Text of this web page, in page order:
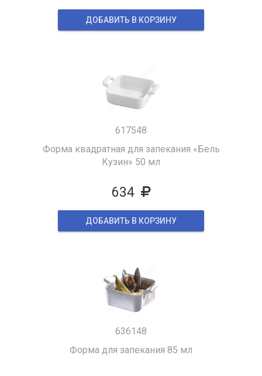
ДОБАВИТЬ В КОРЗИНУ
617548
Форма квадратная для запекания «Бель
Кузин» 50 мл
634
ДОБАВИТЬ В КОРЗИНУ
636148
Форма для запекания 85 мл